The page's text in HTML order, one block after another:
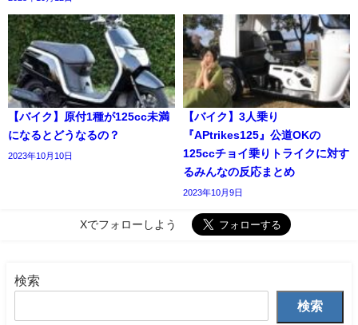
【バイク】原付1種が125cc未満
になるとどうなるの？
2023年10月10日
【バイク】3人乗り
『APtrikes125』公道OKの
125ccチョイ乗りトライクに対す
るみんなの反応まとめ
2023年10月9日
Xでフォローしよう
検索
検索